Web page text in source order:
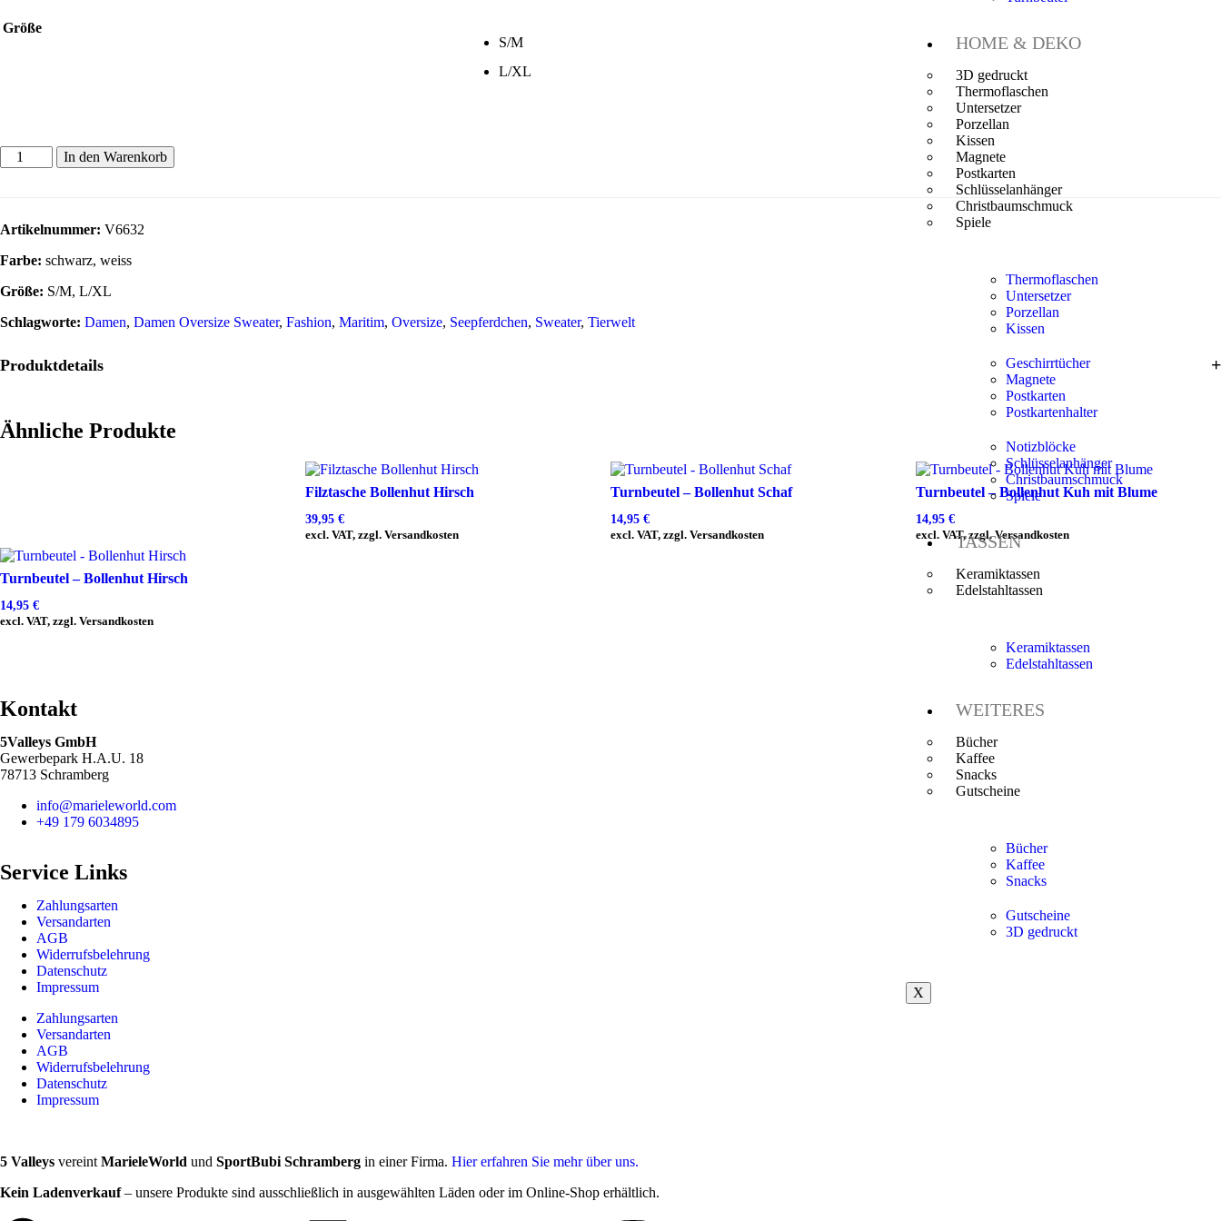
HOME & DEKO
3D gedruckt
Thermoflaschen
Untersetzer
Porzellan
Kissen
Magnete
Postkarten
Schlüsselanhänger
Christbaumschmuck
Spiele
Thermoflaschen
Untersetzer
Porzellan
Kissen
Geschirrtücher
Magnete
Postkarten
Postkartenhalter
Notizblöcke
Schlüsselanhänger
Christbaumschmuck
Spiele
TASSEN
Keramiktassen
Edelstahltassen
Keramiktassen
Edelstahltassen
WEITERES
Bücher
Kaffee
Snacks
Gutscheine
Bücher
Kaffee
Snacks
Gutscheine
3D gedruckt
X
Größe
S/M
L/XL
In den Warenkorb
Artikelnummer: V6632
Farbe: schwarz, weiss
Größe: S/M, L/XL
Schlagworte: Damen, Damen Oversize Sweater, Fashion, Maritim, Oversize, Seepferdchen, Sweater, Tierwelt
Produktdetails
Ähnliche Produkte
Filztasche Bollenhut Hirsch
39,95 €
excl. VAT, zzgl. Versandkosten
Turnbeutel – Bollenhut Schaf
14,95 €
excl. VAT, zzgl. Versandkosten
Turnbeutel – Bollenhut Kuh mit Blume
14,95 €
excl. VAT, zzgl. Versandkosten
Turnbeutel – Bollenhut Hirsch
14,95 €
excl. VAT, zzgl. Versandkosten
Kontakt
5Valleys GmbH
Gewerbepark H.A.U. 18
78713 Schramberg
info@marieleworld.com
+49 179 6034895
Service Links
Zahlungsarten
Versandarten
AGB
Widerrufsbelehrung
Datenschutz
Impressum
Zahlungsarten
Versandarten
AGB
Widerrufsbelehrung
Datenschutz
Impressum
5 Valleys vereint MarieleWorld und SportBubi Schramberg in einer Firma. Hier erfahren Sie mehr über uns.
Kein Ladenverkauf– unsere Produkte sind ausschließlich in ausgewählten Läden oder im Online-Shop erhältlich.